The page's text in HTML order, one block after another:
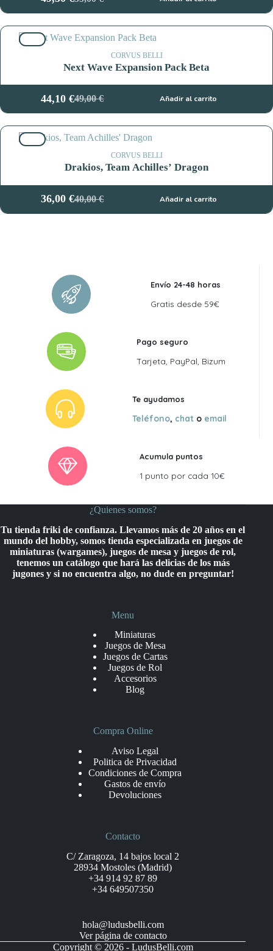
El
precio
original
era:
El
precio
actual
es:
CORVUS BELLI
Next Wave Expansion Pack Beta
49,00€
El
precio
original
era:
44,10€El
precio
actual
es:
Añadir al carrito
CORVUS BELLI
Drakios, Team Achilles’ Dragon
40,00€
El
precio
36,00€El
precio
Añadir al carrito
Envío 24-48 horas
Gratis desde 59€
Pago seguro
Tarjeta, PayPal, Bizum
Te ayudamos
Teléfono, chat o email
Acumula puntos
1 punto por cada 10€
¿Quienes somos?
Tu tienda friki de confianza. Llevamos más de 20 años en el
mundo del hobby, somos tienda especializada en juegos de
miniaturas (wargames), juegos de mesa y juegos de rol,
tenemos un catálogo que hará las delicias de los más
jugones y si no encuentra algo, no dude en preguntar!
Menu
Miniaturas
Juegos de Mesa
Juegos de Cartas
Juegos de Rol
Accesorios
Blog
Compra Online
Aviso Legal
Politica de Privacidad
Condiciones de Compra
Gastos de envío
Devoluciones
Contacto
C/ Zaragoza, 14 bajos local 2
28934 Mostoles (Madrid)
+34 914 92 87 89
+34 649507350
hola@ludusbelli.com
Ver página de contacto
Copyright © 2026 - LudusBelli.com